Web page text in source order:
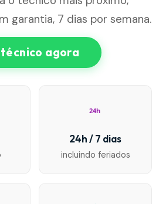
garantia, 7 dias por semana.
agora
24h
24h / 7 dias
incluindo feriados